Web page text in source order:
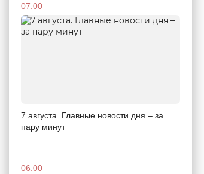
07:00
7 августа. Главные новости дня – за
пару минут
06:00